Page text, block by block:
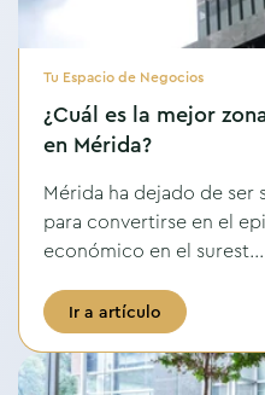
Tu Espacio de Negocios
¿Cuál es la mejor
en Mérida?
Mérida ha dejado de
para convertirse en el
económico en el surest...
Ir a artículo